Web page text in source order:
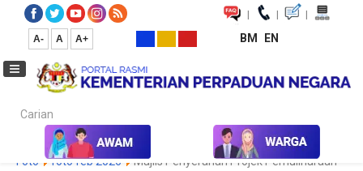
| | |
A- A A+ BM EN
Carian...
Laman Utama Media Koleksi Media Foto 2026
Galeri
Foto
foto feb 2026
Majlis Penyerahan Projek Pemuliharaan